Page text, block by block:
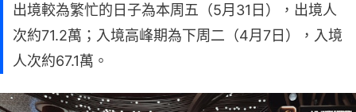
出境較為繁忙的日子為本周五（5月31日），出境人
次約71.2萬；入境高峰期為下周二（4月7日），入境
人次約67.1萬。